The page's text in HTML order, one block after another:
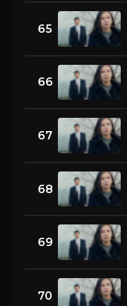
65
66
67
68
69
70